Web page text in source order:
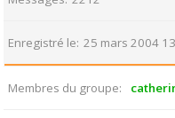
Enregistré le 25 mars 2004
Membres du groupe